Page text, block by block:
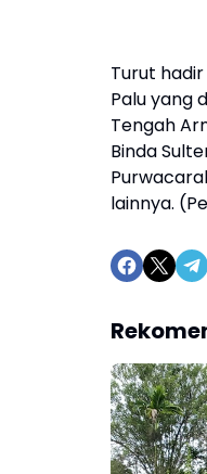
Turut
Palu yang
Tengah
Binda
lainnya.